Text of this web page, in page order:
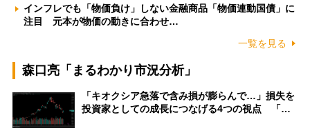
インフレでも「物価負け」しない金融商品「物価連動国債」に
注目 元本が物価の動きに合わせ…
一覧を見る
森口亮「まるわかり市況分析」
「キオクシア急落で含み損が膨らんで…」損失を
投資家としての成長につなげる4つの視点 「…